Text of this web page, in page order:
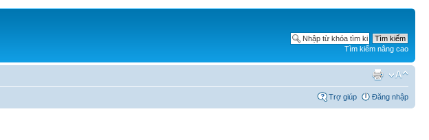
Tìm kiếm nâng cao
Trợ giúp Đăng nhập